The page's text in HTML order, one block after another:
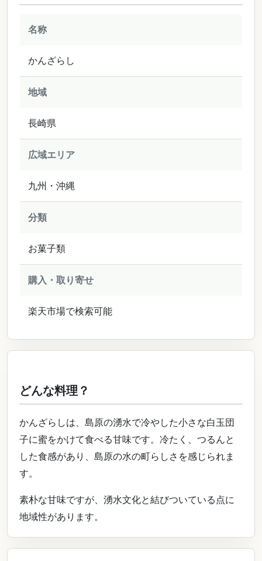
名称
かんざらし
地域
長崎県
広域エリア
九州・沖縄
分類
お菓子類
購入・取り寄せ
楽天市場で検索可能
どんな料理？
かんざらしは、島原の湧水で冷やした小さな白玉団
子に蜜をかけて食べる甘味です。冷たく、つるんと
した食感があり、島原の水の町らしさを感じられま
す。
素朴な甘味ですが、湧水文化と結びついている点に
地域性があります。